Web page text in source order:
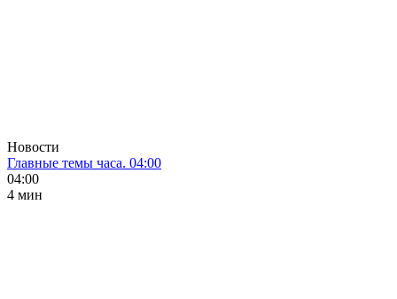
Новости
Главные темы часа. 04:00
04:00
4 мин